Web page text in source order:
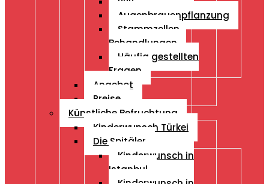
Augenbrauenpflanzung
Stammzellen
Behandlungen
Häufig gestellten
Fragen
Angebot
Preise
Künstliche Befruchtung
Kinderwunsch Türkei
Die Spitäler
Kinderwunsch in
Istanbul